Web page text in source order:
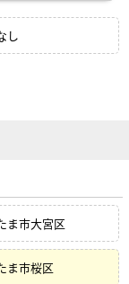
し
ま市大宮区
ま市桜区